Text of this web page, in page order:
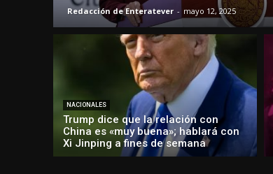
Redacción de Enteratever - mayo 12, 2025
NACIONALES
Trump dice que la relación con
China es «muy buena»; hablará con
Xi Jinping a fines de semana